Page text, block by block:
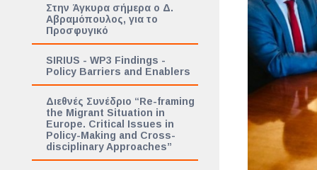
Στην Άγκυρα σήμερα ο Δ.
Αβραμόπουλος, για το
Προσφυγικό
SIRIUS - WP3 Findings -
Policy Barriers and Enablers
Διεθνές Συνέδριο “Re-framing
the Migrant Situation in
Europe. Critical Issues in
Policy-Making and Cross-
disciplinary Approaches”